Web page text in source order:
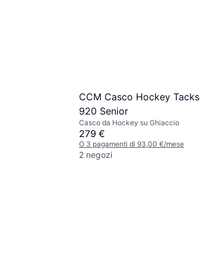
CCM Casco Hockey Tacks
920 Senior
Casco da Hockey su Ghiaccio
279 €
O 3 pagamenti di 93,00 €/mese
2 negozi